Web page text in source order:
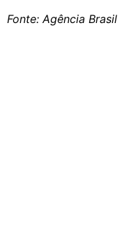
Fonte: Agência Brasil